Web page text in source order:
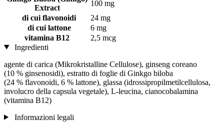
Extract
100 mg
di cui flavonoidi
24 mg
di cui lattone
6 mg
vitamina B12
2,5 mcg
Ingredienti
agente di carica (Mikrokristalline Cellulose), ginseng coreano
(10 % ginsenosidi), estratto di foglie di Ginkgo biloba
(24 % flavonoidi, 6 % lattone), glassa (idrossipropilmetilcellulosa,
involucro della capsula vegetale), L-leucina, cianocobalamina
(vitamina B12)
Informazioni legali